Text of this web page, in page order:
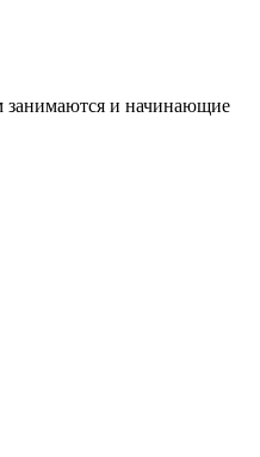
занимаются и начинающие